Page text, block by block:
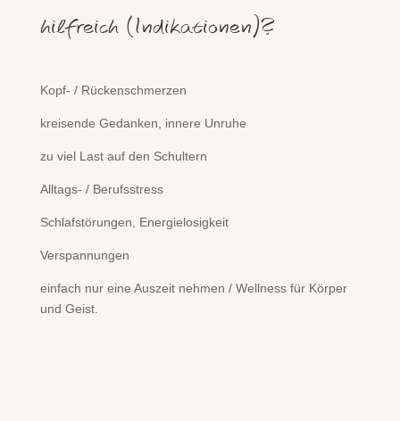
hilfreich (Indikationen)?
Kopf- / Rückenschmerzen
kreisende Gedanken, innere Unruhe
zu viel Last auf den Schultern
Alltags- / Berufsstress
Schlafstörungen, Energielosigkeit
Verspannungen
einfach nur eine Auszeit nehmen / Wellness für Körper
und Geist.